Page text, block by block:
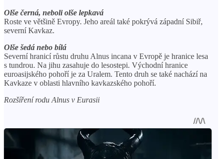
Olše černá, neboli olše lepkavá
Roste ve většině Evropy. Jeho areál také pokrývá západní Sibiř,
severní Kavkaz.
Olše šedá nebo bílá
Severní hranicí růstu druhu Alnus incana v Evropě je hranice lesa
s tundrou. Na jihu zasahuje do lesostepi. Východní hranice
euroasijského pohoří je za Uralem. Tento druh se také nachází na
Kavkaze v oblasti hlavního kavkazského pohoří.
Rozšíření rodu Alnus v Eurasii